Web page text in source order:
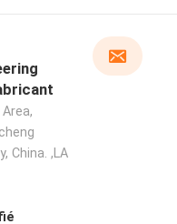
China. ,LA